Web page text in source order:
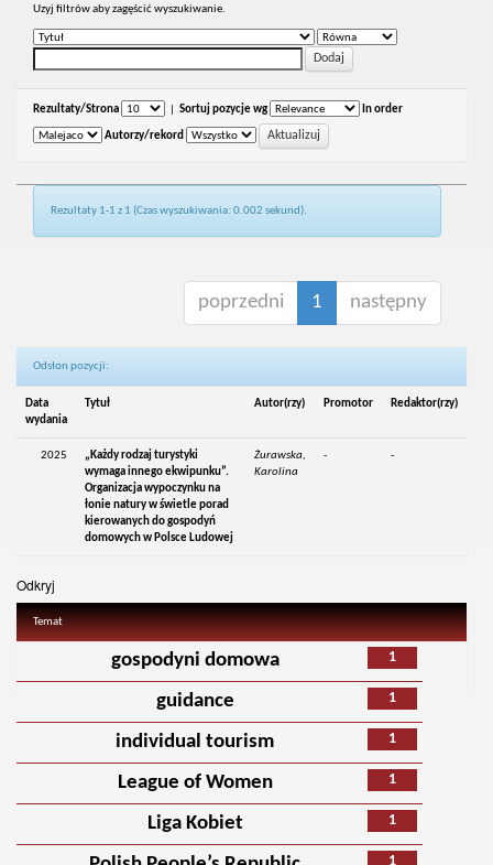
Uzyj filtrów aby zagęścić wyszukiwanie.
Rezultaty/Strona Sortuj pozycje wg In order
Autorzy/rekord
Rezultaty 1-1 z 1 (Czas wyszukiwania: 0.002 sekund).
poprzedni 1 następny
Odsłon pozycji:
Data
wydania
Tytuł Autor(rzy) Promotor Redaktor(rzy)
2025
„Każdy rodzaj turystyki
wymaga innego ekwipunku”.
Organizacja wypoczynku na
łonie natury w świetle porad
kierowanych do gospodyń
domowych w Polsce Ludowej
Żurawska,
Karolina
- -
Odkryj
Temat
1
gospodyni domowa
1
guidance
1
individual tourism
1
League of Women
1
Liga Kobiet
1